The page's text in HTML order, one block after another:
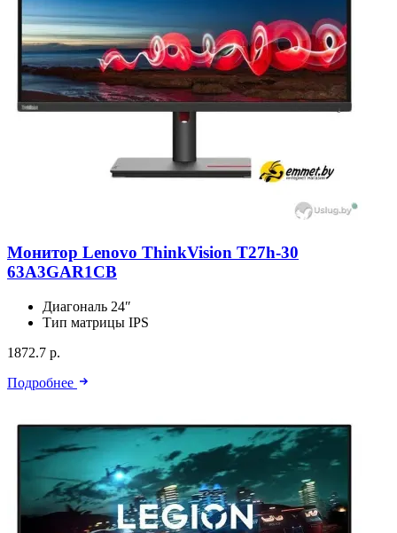
Монитор Lenovo ThinkVision T27h-30
63A3GAR1CB
Диагональ 24″
Тип матрицы IPS
1872.7 р.
Подробнее